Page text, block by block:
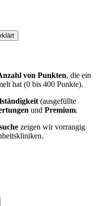
von Punkten, die ein
hat (0 bis 400 Punkte).
(ausgefüllte
und Premium.
zeigen wir vorrangig